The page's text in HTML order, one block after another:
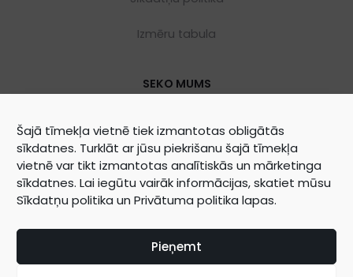
Šajā tīmekļa vietnē tiek izmantotas obligātās
sīkdatnes. Turklāt ar jūsu piekrišanu šajā tīmekļa
vietnē var tikt izmantotas analītiskās un mārketinga
sīkdatnes. Lai iegūtu vairāk informācijas, skatiet mūsu
Sīkdatņu politika un Privātuma politika lapas.
Pieņemt
Izmēru tabula
SEKO MUMS